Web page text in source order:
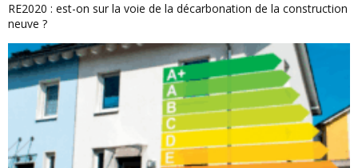
RE2020 : est-on sur la voie de la décarbonation de la construction
neuve ?